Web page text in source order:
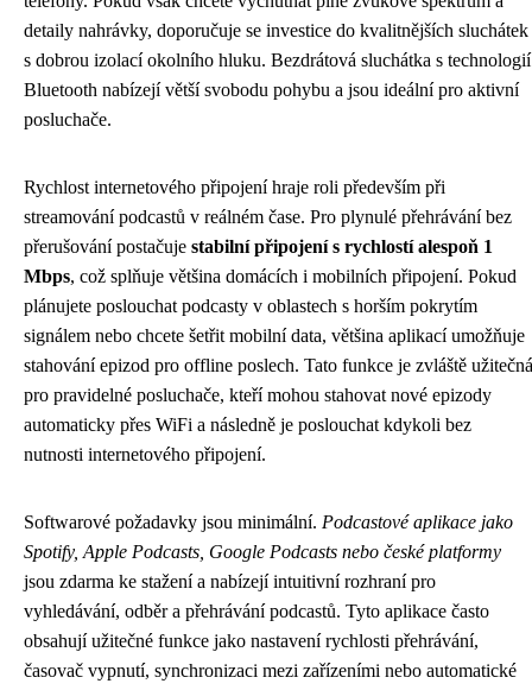
detaily nahrávky, doporučuje se investice do kvalitnějších sluchátek
s dobrou izolací okolního hluku. Bezdrátová sluchátka s technologií
Bluetooth nabízejí větší svobodu pohybu a jsou ideální pro aktivní
posluchače.
Rychlost internetového připojení hraje roli především při
streamování podcastů v reálném čase. Pro plynulé přehrávání bez
přerušování postačuje stabilní připojení s rychlostí alespoň 1
Mbps, což splňuje většina domácích i mobilních připojení. Pokud
plánujete poslouchat podcasty v oblastech s horším pokrytím
signálem nebo chcete šetřit mobilní data, většina aplikací umožňuje
stahování epizod pro offline poslech. Tato funkce je zvláště užitečná
pro pravidelné posluchače, kteří mohou stahovat nové epizody
automaticky přes WiFi a následně je poslouchat kdykoli bez
nutnosti internetového připojení.
Softwarové požadavky jsou minimální. Podcastové aplikace jako
Spotify, Apple Podcasts, Google Podcasts nebo české platformy
jsou zdarma ke stažení a nabízejí intuitivní rozhraní pro
vyhledávání, odběr a přehrávání podcastů. Tyto aplikace často
obsahují užitečné funkce jako nastavení rychlosti přehrávání,
časovač vypnutí, synchronizaci mezi zařízeními nebo automatické